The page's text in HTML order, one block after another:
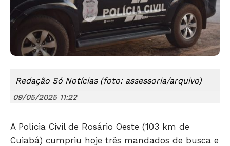
Redação Só Notícias (foto: assessoria/arquivo)
09/05/2025 11:22
A Polícia Civil de Rosário Oeste (103 km de
Cuiabá) cumpriu hoje três mandados de busca e